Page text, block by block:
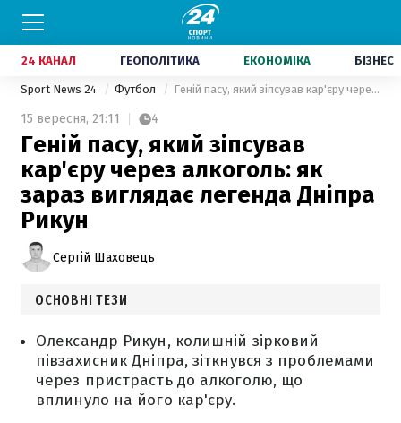
24 КАНАЛ ГЕОПОЛІТИКА ЕКОНОМІКА БІЗНЕС
Sport News 24 Футбол Геній пасу, який зіпсував кар'єру через алкоголь: як зараз виглядає легенда Дніпра Рикун
15 вересня, 21:11 4
Геній пасу, який зіпсував
кар'єру через алкоголь: як
зараз виглядає легенда Дніпра
Рикун
Сергій Шаховець
ОСНОВНІ ТЕЗИ
Олександр Рикун, колишній зірковий
півзахисник Дніпра, зіткнувся з проблемами
через пристрасть до алкоголю, що
вплинуло на його кар'єру.